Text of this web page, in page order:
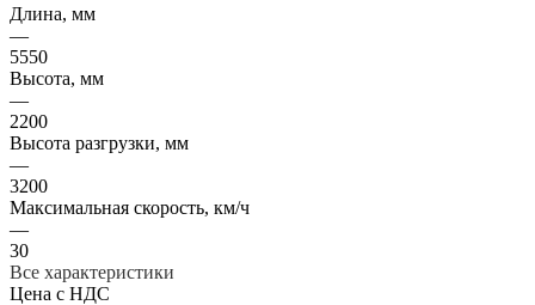
Длина, мм
—
5550
Высота, мм
—
2200
Высота разгрузки, мм
—
3200
Максимальная скорость, км/ч
—
30
Все характеристики
Цена с НДС